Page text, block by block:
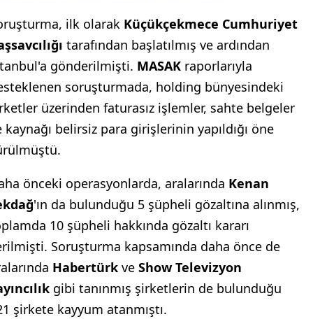
ilk olarak Küçükçekmece Cumhuriyet
tarafından başlatılmış ve ardından
gönderilmişti. MASAK raporlarıyla
soruşturmada, holding bünyesindeki
üzerinden faturasız işlemler, sahte belgeler
kaynağı belirsiz para girişlerinin yapıldığı öne
önceki operasyonlarda, aralarında Kenan
'ın da bulunduğu 5 şüpheli gözaltına alınmış,
10 şüpheli hakkında gözaltı kararı
Soruşturma kapsamında daha önce de
Habertürk ve Show Televizyon
gibi tanınmış şirketlerin de bulunduğu
şirkete kayyum atanmıştı.